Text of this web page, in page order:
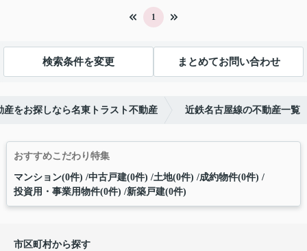
1
検索条件を変更 まとめてお問い合わせ
産をお探しなら名東トラスト不動産 近鉄名古屋線の不動産一覧
おすすめこだわり特集
マンション(0件) 中古戸建(0件) 土地(0件) 成約物件(0件)
投資用・事業用物件(0件) 新築戸建(0件)
市区町村から探す